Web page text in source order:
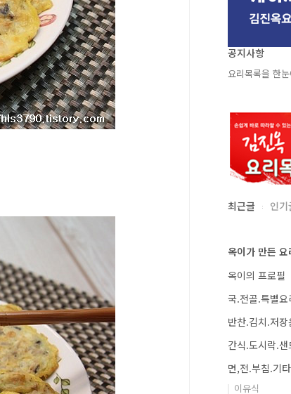
공지사항
요리목록을 한
최근글 인기
옥이가 만든
옥이의 프로필
국.전골.특별요
반찬.김치.저장
간식.도시락.샌
면,전.부침.기
이유식